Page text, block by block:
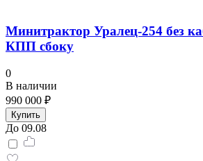
Минитрактор Уралец-254 без
КПП сбоку
0
В наличии
990 000 ₽
Купить
До 09.08